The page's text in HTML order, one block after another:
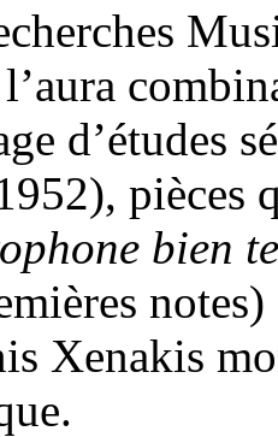
d’études
pièces
bien
Xenakis